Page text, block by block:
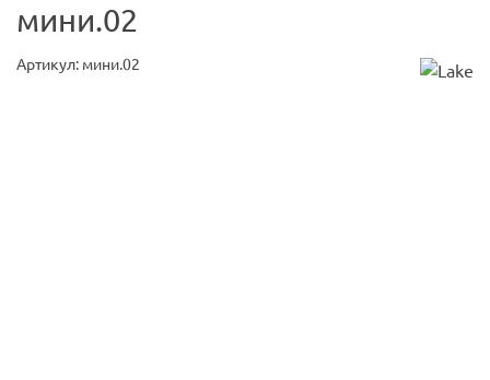
мини.02
Артикул: мини.02